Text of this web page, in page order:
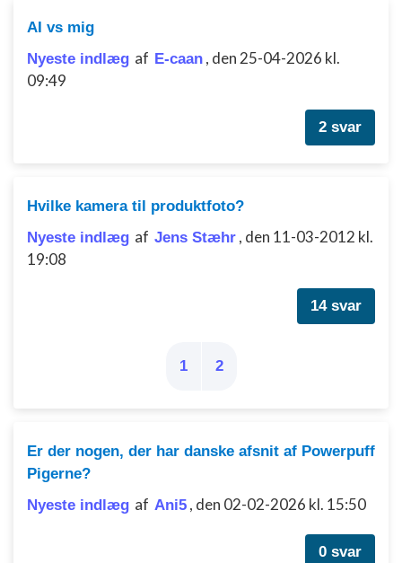
AI vs mig
Nyeste indlæg af E-caan , den 25-04-2026 kl.
09:49
2 svar
Hvilke kamera til produktfoto?
Nyeste indlæg af Jens Stæhr , den 11-03-2012 kl.
19:08
14 svar
1 2
Er der nogen, der har danske afsnit af Powerpuff
Pigerne?
Nyeste indlæg af Ani5 , den 02-02-2026 kl. 15:50
0 svar
Måle indholdseffektivitet
Forstå målgrupper gennem statistikker eller
kombinationer af oplysninger fra forskellige
IAB Special Features:
Bruge præcise geografiske
placeringsoplysninger
Annoncering / marketing